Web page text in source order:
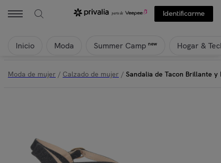
Identificarme
Inicio Moda Summer Camp new Hogar &
Moda de mujer / Calzado de mujer / Sandalia de Tacon Brillante y